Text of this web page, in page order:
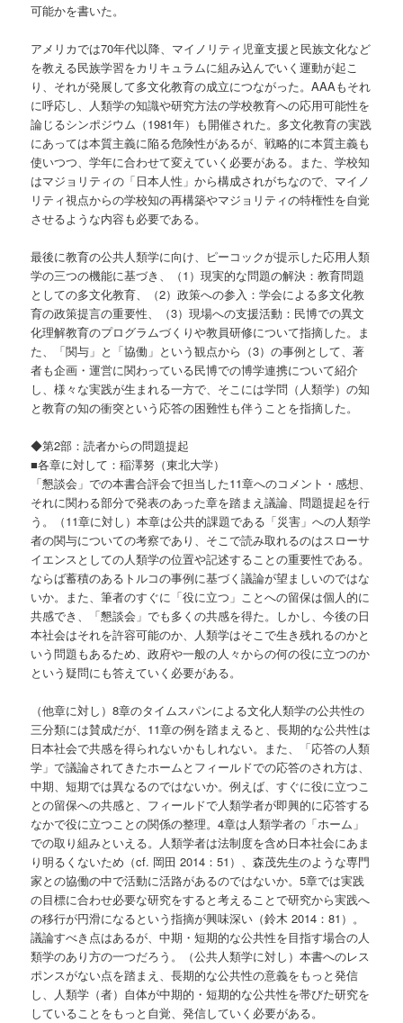
可能かを書いた。
アメリカでは70年代以降、マイノリティ児童支援と民族文化など
を教える民族学習をカリキュラムに組み込んでいく運動が起こ
り、それが発展して多文化教育の成立につながった。AAAもそれ
に呼応し、人類学の知識や研究方法の学校教育への応用可能性を
論じるシンポジウム（1981年）も開催された。多文化教育の実践
にあっては本質主義に陥る危険性があるが、戦略的に本質主義も
使いつつ、学年に合わせて変えていく必要がある。また、学校知
はマジョリティの「日本人性」から構成されがちなので、マイノ
リティ視点からの学校知の再構築やマジョリティの特権性を自覚
させるような内容も必要である。
最後に教育の公共人類学に向け、ピーコックが提示した応用人類
学の三つの機能に基づき、（1）現実的な問題の解決：教育問題
としての多文化教育、（2）政策への参入：学会による多文化教
育の政策提言の重要性、（3）現場への支援活動：民博での異文
化理解教育のプログラムづくりや教員研修について指摘した。ま
た、「関与」と「協働」という観点から（3）の事例として、著
者も企画・運営に関わっている民博での博学連携について紹介
し、様々な実践が生まれる一方で、そこには学問（人類学）の知
と教育の知の衝突という応答の困難性も伴うことを指摘した。
◆第2部：読者からの問題提起
■各章に対して：稲澤努（東北大学）
「懇談会」での本書合評会で担当した11章へのコメント・感想、
それに関わる部分で発表のあった章を踏まえ議論、問題提起を行
う。（11章に対し）本章は公共的課題である「災害」への人類学
者の関与についての考察であり、そこで読み取れるのはスローサ
イエンスとしての人類学の位置や記述することの重要性である。
ならば蓄積のあるトルコの事例に基づく議論が望ましいのではな
いか。また、筆者のすぐに「役に立つ」ことへの留保は個人的に
共感でき、「懇談会」でも多くの共感を得た。しかし、今後の日
本社会はそれを許容可能のか、人類学はそこで生き残れるのかと
いう問題もあるため、政府や一般の人々からの何の役に立つのか
という疑問にも答えていく必要がある。
（他章に対し）8章のタイムスパンによる文化人類学の公共性の
三分類には賛成だが、11章の例を踏まえると、長期的な公共性は
日本社会で共感を得られないかもしれない。また、「応答の人類
学」で議論されてきたホームとフィールドでの応答のされ方は、
中期、短期では異なるのではないか。例えば、すぐに役に立つこ
との留保への共感と、フィールドで人類学者が即興的に応答する
なかで役に立つことの関係の整理。4章は人類学者の「ホーム」
での取り組みといえる。人類学者は法制度を含め日本社会にあま
り明るくないため（cf. 岡田 2014：51）、森茂先生のような専門
家との協働の中で活動に活路があるのではないか。5章では実践
の目標に合わせ必要な研究をすると考えることで研究から実践へ
の移行が円滑になるという指摘が興味深い（鈴木 2014：81）。
議論すべき点はあるが、中期・短期的な公共性を目指す場合の人
類学のあり方の一つだろう。（公共人類学に対し）本書へのレス
ポンスがない点を踏まえ、長期的な公共性の意義をもっと発信
し、人類学（者）自体が中期的・短期的な公共性を帯びた研究を
していることをもっと自覚、発信していく必要がある。